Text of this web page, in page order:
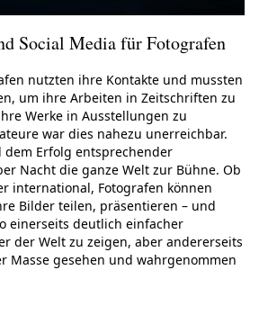
Social Media für Fotografen
nutzten ihre Kontakte und mussten
um ihre Arbeiten in Zeitschriften zu
Werke in Ausstellungen zu
war dies nahezu unerreichbar.
Erfolg entsprechender
Nacht die ganze Welt zur Bühne. Ob
international, Fotografen können
Bilder teilen, präsentieren – und
einerseits deutlich einfacher
der Welt zu zeigen, aber andererseits
Masse gesehen und wahrgenommen